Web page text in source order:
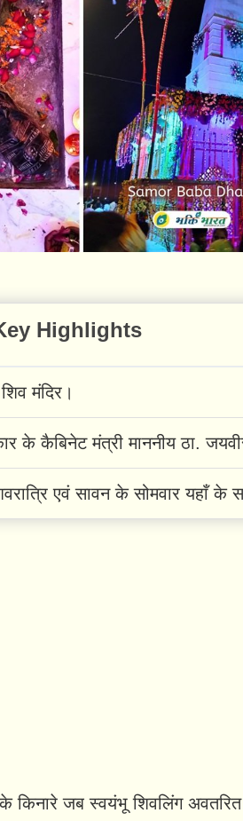
Highlights
मंदिर।
के कैबिनेट मंत्री माननीय ठा.
एवं सावन के सोमवार यहाँ के
के किनारे जब स्वयंभू शिवलिंग